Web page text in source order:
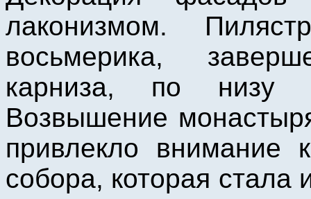
лаконизмом.
восьмерика,
карниза, по низу
Возвышение
привлекло внимание
собора, которая стала